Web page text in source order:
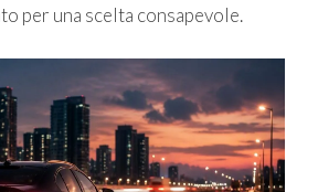
per una scelta consapevole.